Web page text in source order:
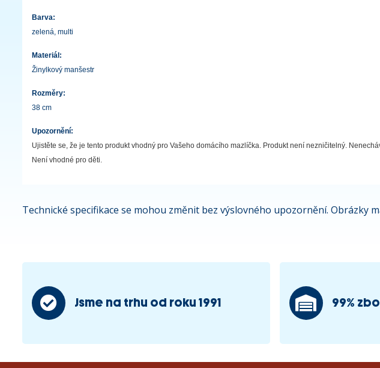
Barva:
zelená, multi
Materiál:
Žinylkový manšestr
Rozměry:
38 cm
Upozornění:
Ujistěte se, že je tento produkt vhodný pro Vašeho domácího mazlíčka. Produkt není nezničitelný.
Není vhodné pro děti.
Technické specifikace se mohou změnit bez výslovného upozornění. Obrázky
Jsme na trhu od roku 1991 99%